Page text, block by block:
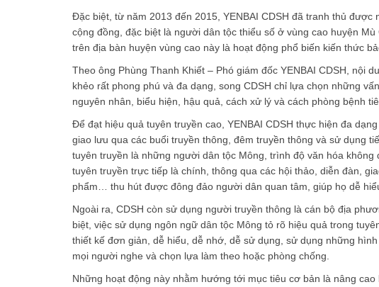
Đặc biệt, từ năm 2013 đến 2015, YENBAI CDSH đã tranh thủ
cộng đồng, đặc biệt là người dân tộc thiểu số ở vùng cao huyện
trên địa bàn huyện vùng cao này là hoạt động phổ biến kiến thức
Theo ông Phùng Thanh Khiết – Phó giám đốc YENBAI CDSH, nội
khẻo rất phong phú và đa dạng, song CDSH chỉ lựa chọn những
nguyên nhân, biểu hiện, hậu quả, cách xử lý và cách phòng bệnh
Để đạt hiệu quả tuyên truyền cao, YENBAI CDSH thực hiện đa
giao lưu qua các buổi truyền thông, đêm truyền thông và sử dụng
tuyên truyền là những người dân tộc Mông, trình độ văn hóa
tuyên truyền trực tiếp là chính, thông qua các hội thảo, diễn đàn,
phẩm… thu hút được đông đảo người dân quan tâm, giúp họ dễ
Ngoài ra, CDSH còn sử dụng người truyền thông là cán bộ địa
biệt, việc sử dụng ngôn ngữ dân tộc Mông tỏ rõ hiệu quả trong
thiết kế đơn giản, dễ hiểu, dễ nhớ, dễ sử dụng, sử dụng những
mọi người nghe và chọn lựa làm theo hoặc phòng chống.
Những hoạt động này nhằm hướng tới mục tiêu cơ bản là nâng